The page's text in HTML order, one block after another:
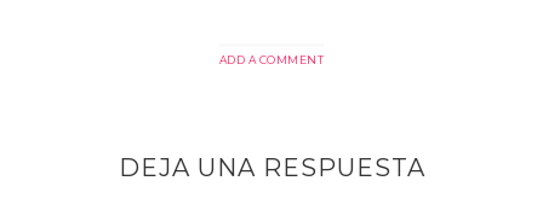
ADD A COMMENT
DEJA UNA RESPUESTA